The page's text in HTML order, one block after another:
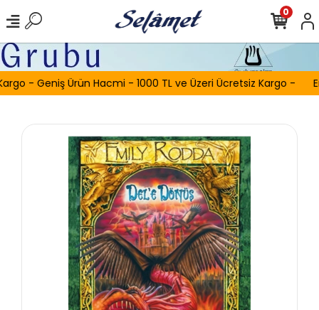
- Geniş Ürün Hacmi - 1000 TL ve Üzeri Ücretsiz Kargo -
0